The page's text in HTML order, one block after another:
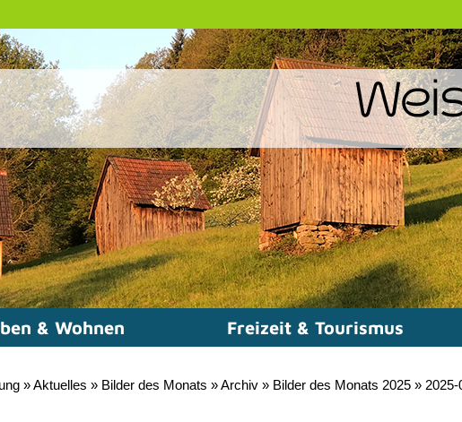
& Wohnen Freizeit & Tourismus
»Aktuelles » Bilder des Monats »Archiv » Bilder des Monats 2025 » 2025-